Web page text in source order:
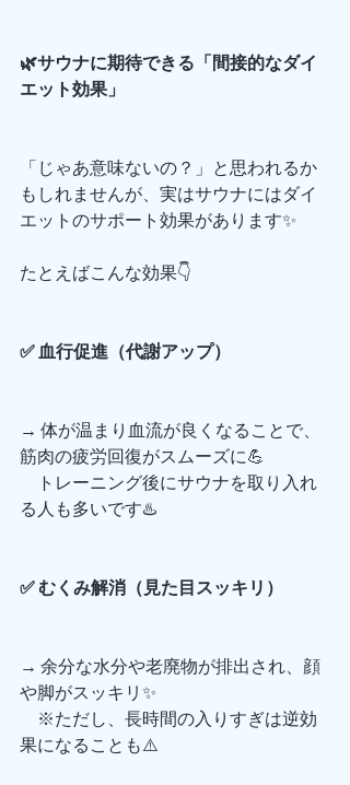
🌿サウナに期待できる「間接的なダイ
エット効果」
「じゃあ意味ないの？」と思われるか
もしれませんが、実はサウナにはダイ
エットのサポート効果があります✨
たとえばこんな効果👇
✅ 血行促進（代謝アップ）
→ 体が温まり血流が良くなることで、
筋肉の疲労回復がスムーズに💪
トレーニング後にサウナを取り入れ
る人も多いです♨️
✅ むくみ解消（見た目スッキリ）
→ 余分な水分や老廃物が排出され、顔
や脚がスッキリ✨
※ただし、長時間の入りすぎは逆効
果になることも⚠️